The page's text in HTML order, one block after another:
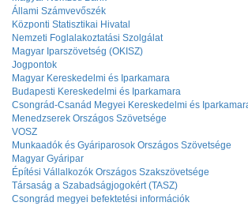
Állami Számvevőszék
Központi Statisztikai Hivatal
Nemzeti Foglalakoztatási Szolgálat
Magyar Iparszövetség (OKISZ)
Jogpontok
Magyar Kereskedelmi és Iparkamara
Budapesti Kereskedelmi és Iparkamara
Csongrád-Csanád Megyei Kereskedelmi és
Menedzserek Országos Szövetsége
VOSZ
Munkaadók és Gyáriparosok Országos Szövetsége
Magyar Gyáripar
Építési Vállalkozók Országos Szakszövetsége
Társaság a Szabadságjogokért (TASZ)
Csongrád megyei befektetési információk